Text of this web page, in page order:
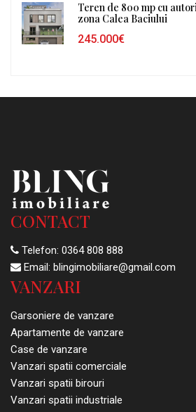
Teren de 800 mp cu
zona Calea Baciului
245.000€
CONTACT
Telefon: 0364 808 888
Email: blingimobiliare@gmail.com
VANZARI
Garsoniere de vanzare
Apartamente de vanzare
Case de vanzare
Vanzari spatii comerciale
Vanzari spatii birouri
Vanzari spatii industriale